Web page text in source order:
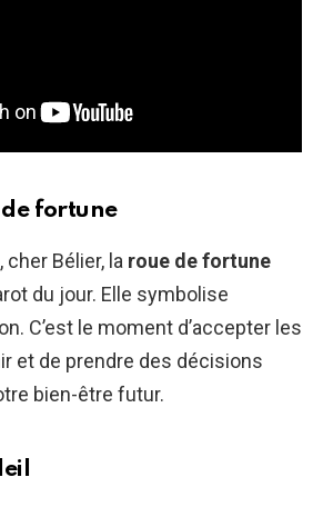
de fortune
cher Bélier, la roue de fortune
du jour. Elle symbolise
C’est le moment d’accepter les
et de prendre des décisions
bien-être futur.